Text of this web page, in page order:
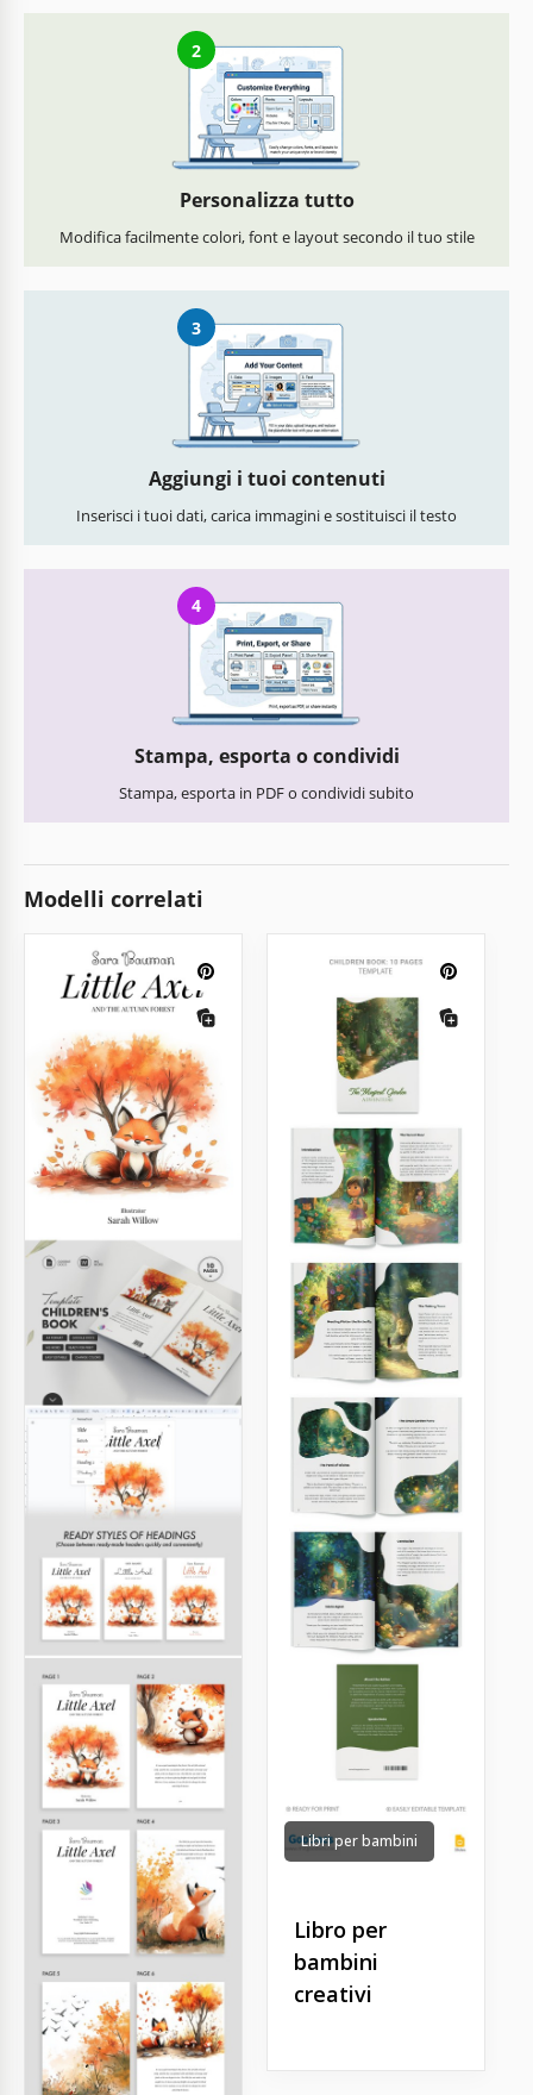
2
Personalizza tutto
Modifica facilmente colori, font e layout secondo il tuo stile
3
Aggiungi i tuoi contenuti
Inserisci i tuoi dati, carica immagini e sostituisci il testo
4
Stampa, esporta o condividi
Stampa, esporta in PDF o condividi subito
Modelli correlati
Libri per bambini
Libro per
bambini
creativi